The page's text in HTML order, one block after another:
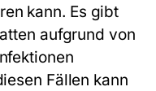
kann. Es gibt
aufgrund von
Fällen kann